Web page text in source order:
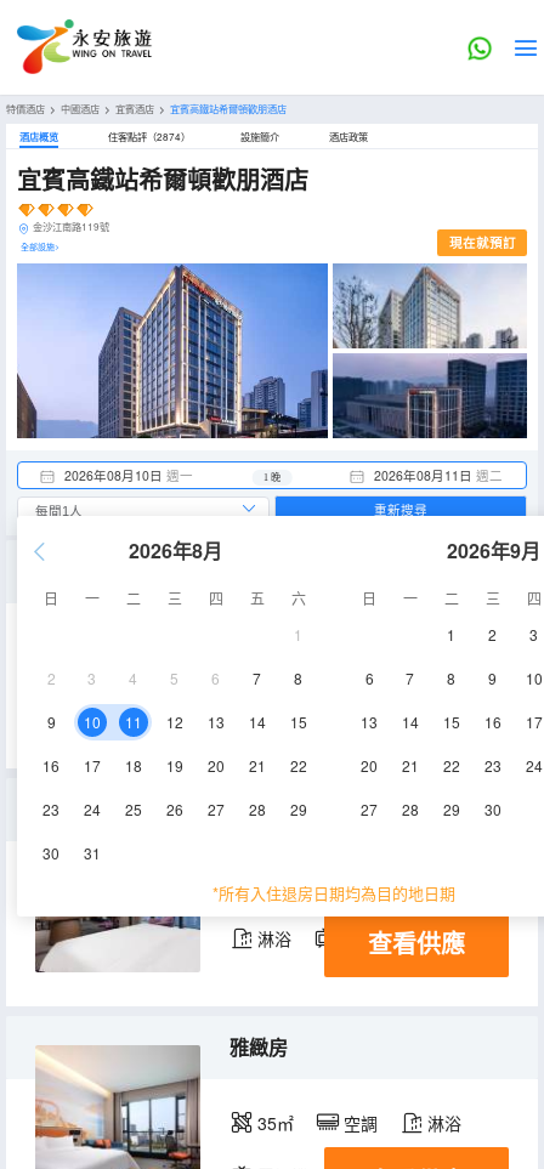
特價酒店 > 中國酒店 > 宜賓酒店 > 宜賓高鐵站希爾頓歡朋酒店
酒店概览 住客點評（2874） 設施簡介 酒店政策
宜賓高鐵站希爾頓歡朋酒店
金沙江南路119號
全部設施> 現在就預訂
2026年08月10日 週一 2026年08月11日 週二
1 晚
2026年8月
日 一 二 三 四 五
六
1
2 3 4 5 6 7 8
9 10 11 12 13 14 15
16 17 18 19 20 21 22
23 24 25 26 27 28 29
30 31
2026年9月
日 一 二 三
四
1
2 3
6 7 8 9 10
13 14 15 16 17
20 21 22 23 24
27 28 29 30
*所有入住退房日期均為目的地日期
重新搜尋
空調
歡朋套房（全景落地窗+智能客控）
70㎡ 11,12,13層
淋浴 電視機 冰箱
查看供應
雅緻房
35㎡ 空調 淋浴